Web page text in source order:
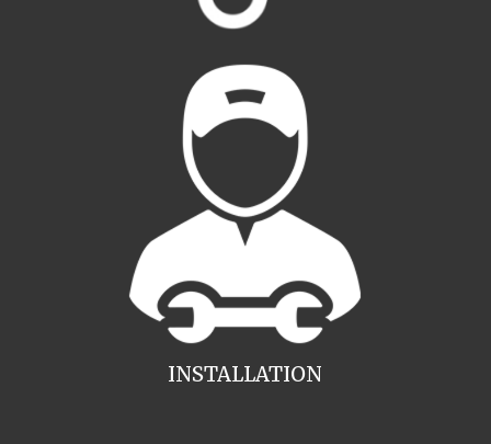
INSTALLATION